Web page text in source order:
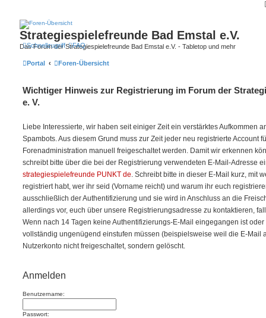
Strategiespielefreunde Bad Emstal e.V.
Das Forum der Strategiespielefreunde Bad Emstal e.V. - Tabletop und mehr
Schnellzugriff FAQ
Portal Foren-Übersicht
Wichtiger Hinweis zur Registrierung im Forum der
e. V.
Liebe Interessierte, wir haben seit einiger Zeit ein verstärktes Aufkommen
Spambots. Aus diesem Grund muss zur Zeit jeder neu registrierte Account
Forenadministration manuell freigeschaltet werden. Damit wir erkennen
schreibt bitte über die bei der Registrierung verwendeten E-Mail-Adresse
strategiespielefreunde PUNKT de. Schreibt bitte in dieser E-Mail kurz, mit
registriert habt, wer ihr seid (Vorname reicht) und warum ihr euch
ausschließlich der Authentifizierung und sie wird in Anschluss an die
allerdings vor, euch über unsere Registrierungsadresse zu kontaktieren,
Wenn nach 14 Tagen keine Authentifizierungs-E-Mail eingegangen ist
vollständig ungenügend einstufen müssen (beispielsweise weil die E-Mail
Nutzerkonto nicht freigeschaltet, sondern gelöscht.
Anmelden
Benutzername:
Passwort: